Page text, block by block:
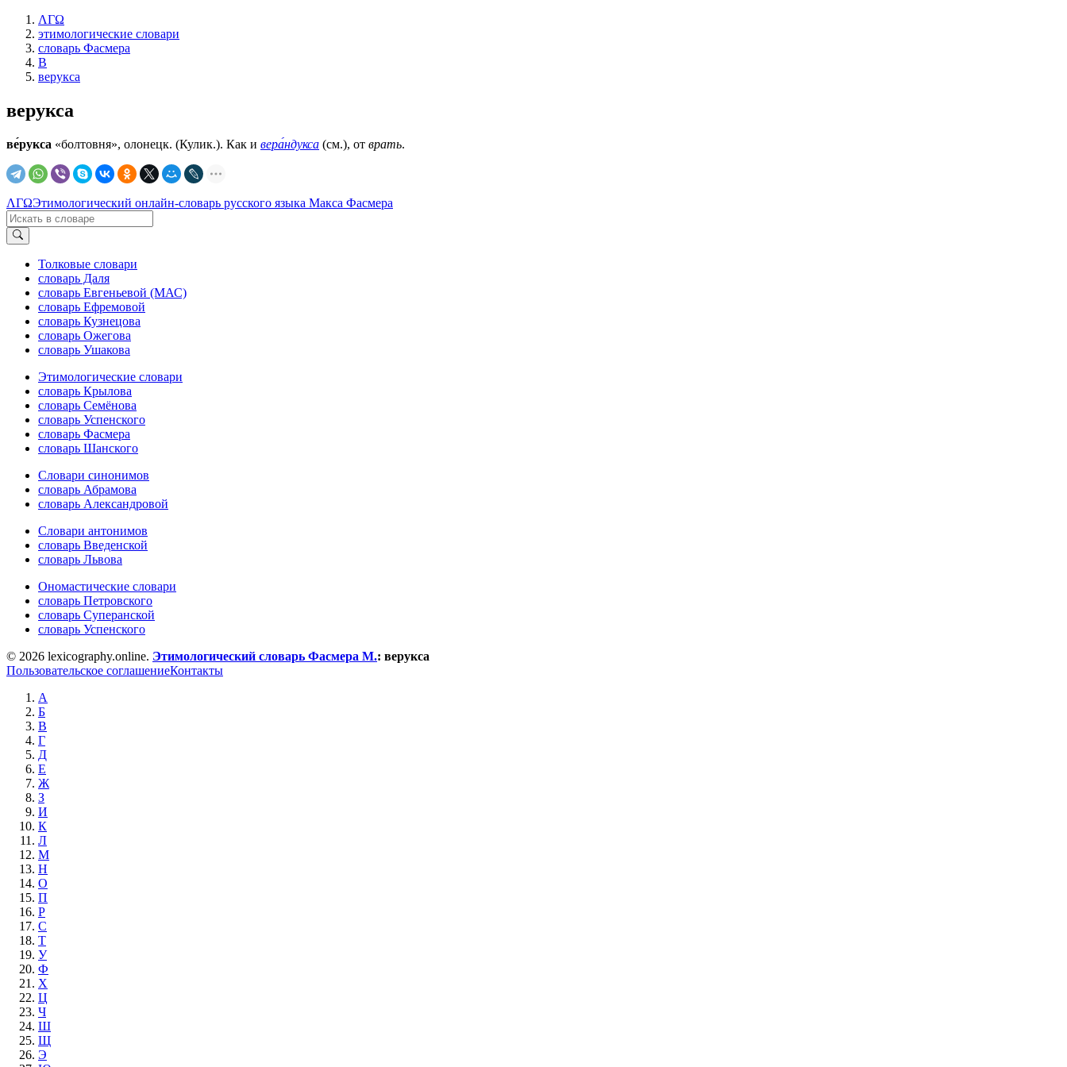
ΛΓΩ
этимологические словари
словарь Фасмера
В
верукса
верукса
ве́рукса «болтовня», олонецк. (Кулик.). Как и вера́ндукса (см.), от врать.
ΛΓΩЭтимологический онлайн-словарь русского языка Макса Фасмера
Толковые словари
словарь Даля
словарь Евгеньевой (МАС)
словарь Ефремовой
словарь Кузнецова
словарь Ожегова
словарь Ушакова
Этимологические словари
словарь Крылова
словарь Семёнова
словарь Успенского
словарь Фасмера
словарь Шанского
Словари синонимов
словарь Абрамова
словарь Александровой
Словари антонимов
словарь Введенской
словарь Львова
Ономастические словари
словарь Петровского
словарь Суперанской
словарь Успенского
© 2026 lexicography.online. Этимологический словарь Фасмера М.: верукса
Пользовательское соглашениеКонтакты
А
Б
В
Г
Д
Е
Ж
З
И
К
Л
М
Н
О
П
Р
С
Т
У
Ф
Х
Ц
Ч
Ш
Щ
Э